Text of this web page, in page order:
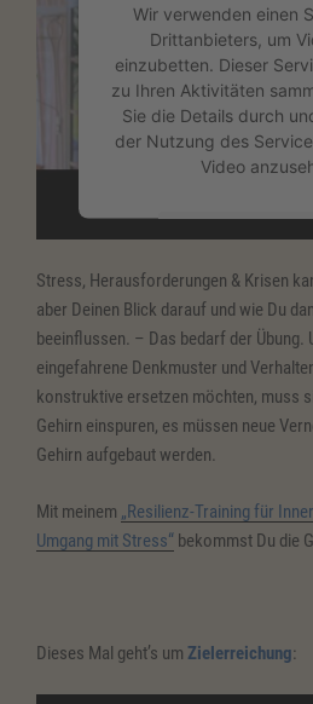
Wir verwenden einen
Drittanbieters, um
einzubetten. Dieser
zu Ihren Aktivitäten
Sie die Details durch
der Nutzung des
Video
Mehr
Akzeptieren
powered by
Management Platform
Stress, Herausforderungen & Krisen
aber Deinen Blick darauf und wie Du
beeinflussen. – Das bedarf der Übung.
eingefahrene Denkmuster und
konstruktive ersetzen möchten, muss
Gehirn einspuren, es müssen neue
Gehirn aufgebaut werden.
Mit meinem „Resilienz-Training für
Umgang mit Stress“ bekommst Du die
Dieses Mal geht’s um Zielerreichung: